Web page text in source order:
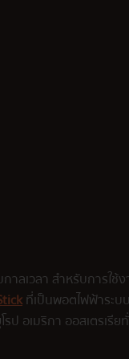
ลเวลา สำหรับการใ
ที่เป็นพอตไฟฟ้าระ
ป อเมริกา ออสเตรเ